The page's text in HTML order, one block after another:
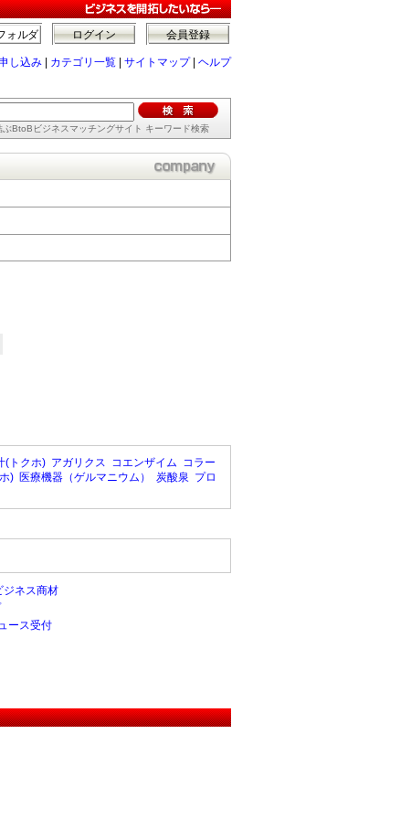
会員登録
ログイン
ォルダ
し込み カテゴリ一覧 サイトマップ| ヘルプ
BtoBビジネスマッチングサイト キーワード検索
(トクホ) アガリクス コエンザイム コラー
) 医療機器（ゲルマニウム） 炭酸泉 プロ
ジネス商材
ース受付